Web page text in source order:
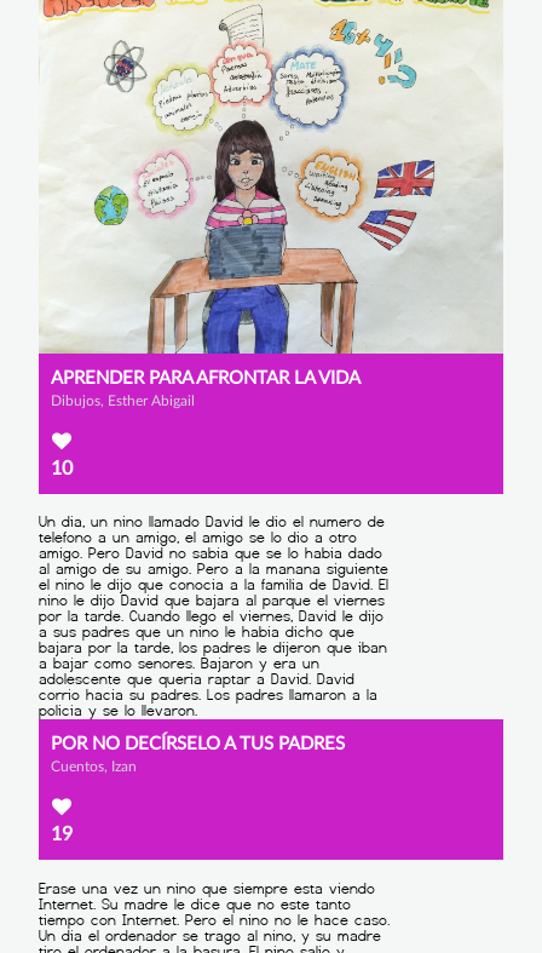
APRENDER PARA AFRONTAR LA VIDA
Dibujos, Esther Abigail
10
POR NO DECÍRSELO A TUS PADRES
Cuentos, Izan
19